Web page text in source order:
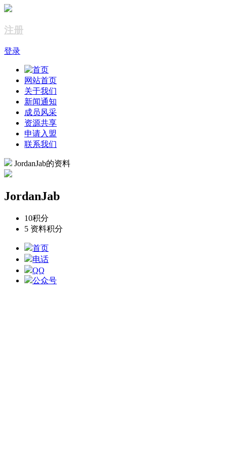
注册
登录
网站首页
关于我们
新闻通知
成员风采
资源共享
申请入盟
联系我们
JordanJab的资料
JordanJab
10积分
5 资料积分
首页
电话
QQ
公众号